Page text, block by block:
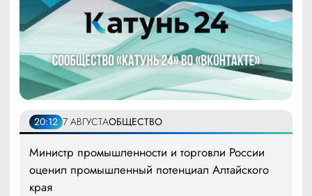
20:12 7 АВГУСТАОБЩЕСТВО
Министр промышленности и торговли России
оценил промышленный потенциал Алтайского
края